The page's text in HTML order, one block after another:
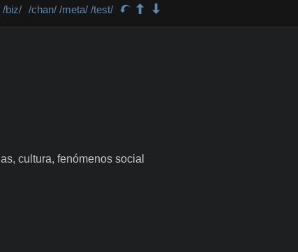
/biz/ /chan/ /meta/ /test/
cultura, fenómenos social